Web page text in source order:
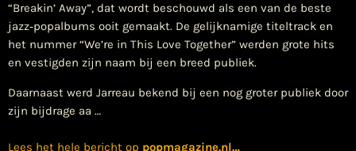
“Breakin’ Away”, dat wordt beschouwd als een van de beste
jazz‑popalbums ooit gemaakt. De gelijknamige titeltrack en
het nummer “We’re in This Love Together” werden grote hits
en vestigden zijn naam bij een breed publiek.
Daarnaast werd Jarreau bekend bij een nog groter publiek door
zijn bijdrage aa …
Lees het hele bericht op popmagazine.nl…